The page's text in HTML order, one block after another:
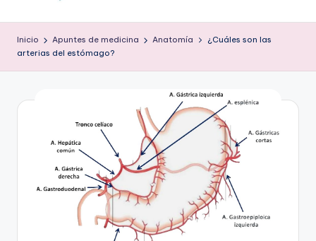
o
m
estudio,
Inicio Apuntes de medicina Anatomía
¿Cuáles son las
arterias del estómago?